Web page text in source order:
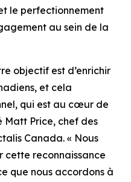
le perfectionnement
au sein de la
objectif est d’enrichir
et cela
qui est au cœur de
Matt Price, chef des
Canada. « Nous
cette reconnaissance
que nous accordons à